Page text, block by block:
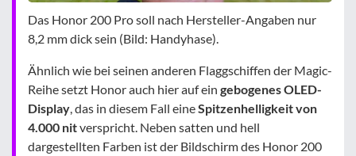
Das Honor 200 Pro soll nach Hersteller-Angaben nur
8,2 mm dick sein (Bild: Handyhase).
Ähnlich wie bei seinen anderen Flaggschiffen der Magic-
Reihe setzt Honor auch hier auf ein gebogenes OLED-
Display , das in diesem Fall eineSpitzenhelligkeit von
4.000 nitverspricht. Neben satten und hell
dargestellten Farben ist der Bildschirm des Honor 200